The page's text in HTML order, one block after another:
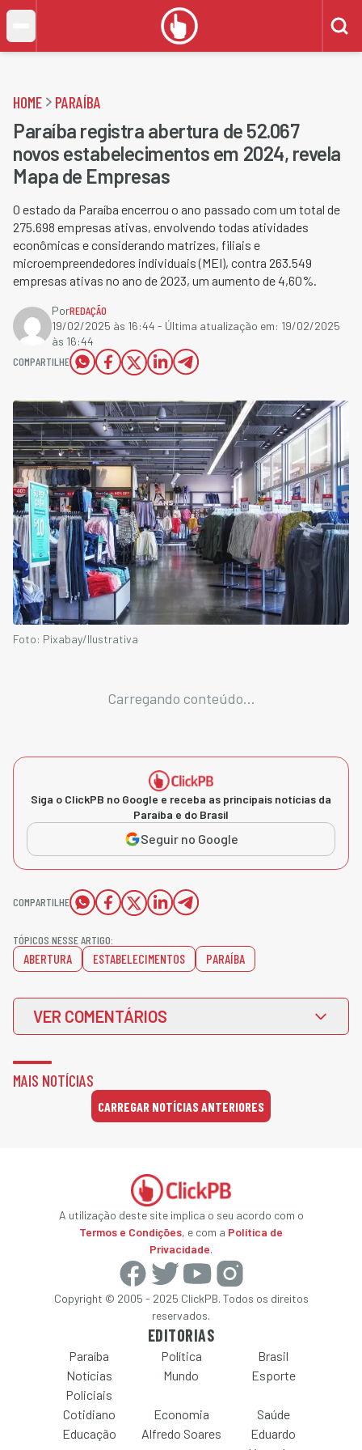
HOME PARAÍBA
Paraíba registra abertura de 52.067
novos estabelecimentos em 2024, revela
Mapa de Empresas
O estado da Paraíba encerrou o ano passado com um total de
275.698 empresas ativas, envolvendo todas atividades
econômicas e considerando matrizes, filiais e
microempreendedores individuais (MEI), contra 263.549
empresas ativas no ano de 2023, um aumento de 4,60%.
PorREDAÇÃO
19/02/2025 às 16:44 - Última atualização em: 19/02/2025
às 16:44
COMPARTILHE
Foto: Pixabay/Ilustrativa
Carregando conteúdo...
Siga o ClickPB no Google e receba as principais notícias da
Paraíba e do Brasil
Seguir no Google
COMPARTILHE
TÓPICOS NESSE ARTIGO:
ABERTURA ESTABELECIMENTOS PARAÍBA
VER COMENTÁRIOS
MAIS NOTÍCIAS
CARREGAR NOTÍCIAS ANTERIORES
A utilização deste site implica o seu acordo com o
Termos e Condições, e com a Política de
Privacidade.
Copyright © 2005 - 2025 ClickPB. Todos os direitos
reservados.
EDITORIAS
Paraíba Política
Brasil
Notícias
Policiais
Mundo Esporte
Cotidiano Economia
Saúde
Educação
Alfredo Soares
Eduardo